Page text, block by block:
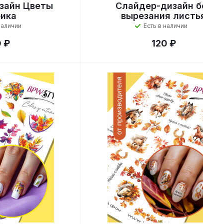
Цветы
₽
Слайдер-дизайн
вырезания
Есть в наличии
120 ₽